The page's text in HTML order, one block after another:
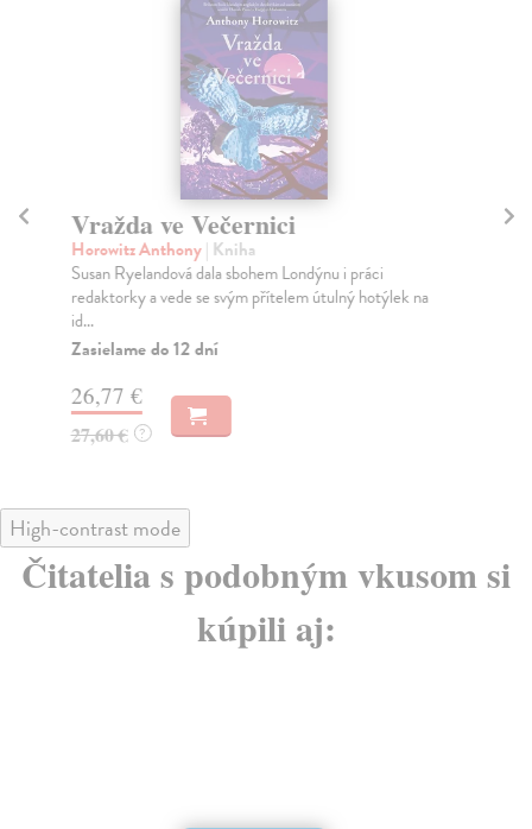
Vražda ve Večernici
Horowitz Anthony| Kniha
Susan Ryelandová dala sbohem Londýnu i práci
redaktorky a vede se svým přítelem útulný hotýlek na
id...
Zasielame do 12 dní
26,77 €
27,60 € ?
High-contrast mode
Čitatelia s podobným vkusom si
kúpili aj: